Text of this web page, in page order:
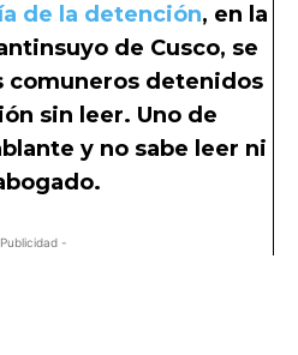
de la detención, en la
de Cusco, se
comuneros detenidos
sin leer. Uno de
y no sabe leer ni
-